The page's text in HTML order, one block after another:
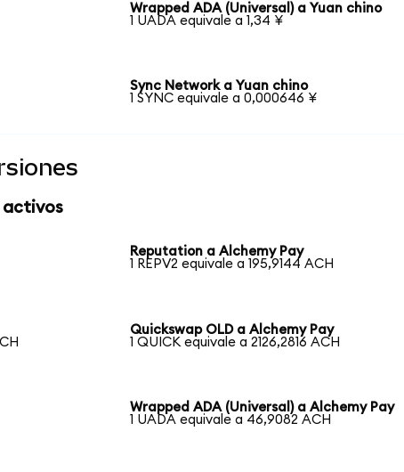
Wrapped ADA (Universal) a Yuan chino
1 UADA equivale a 1,34 ¥
Sync Network a Yuan chino
1 SYNC equivale a 0,000646 ¥
activos
Reputation a Alchemy Pay
1 REPV2 equivale a 195,9144 ACH
Quickswap OLD a Alchemy Pay
1 QUICK equivale a 2126,2816 ACH
Wrapped ADA (Universal) a Alchemy Pay
1 UADA equivale a 46,9082 ACH